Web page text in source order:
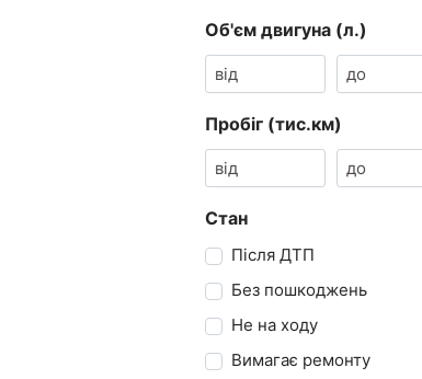
Об'єм двигуна (л.)
Пробіг (тис.км)
Стан
Після ДТП
Без пошкоджень
Не на ходу
Вимагає ремонту